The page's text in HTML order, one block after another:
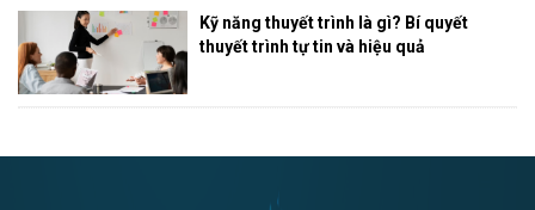
Kỹ năng thuyết trình là gì? Bí quyết
thuyết trình tự tin và hiệu quả